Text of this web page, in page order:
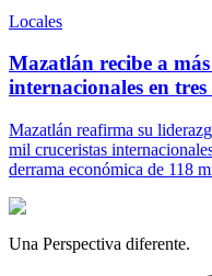
Locales
Mazatlán recibe a
internacionales en tres
Mazatlán reafirma su
mil cruceristas
derrama económica de 118
Una Perspectiva diferente.